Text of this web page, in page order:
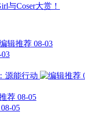
与Coser大赏！
08-03
03
源能行动
08-05
08-05